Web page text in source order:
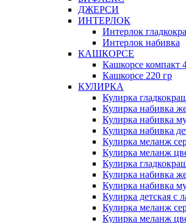
ДЖЕРСИ
ИНТЕРЛОК
Интерлок
Интерлок набивка
КАШКОРСЕ
Кашкорсе компакт
Кашкорсе 220 гр
КУЛИРКА
Кулирка
Кулирка набивка
Кулирка набивка
Кулирка набивка
Кулирка меланж
Кулирка меланж
Кулирка
Кулирка набивка
Кулирка набивка
Кулирка детская с
Кулирка меланж
Кулирка меланж